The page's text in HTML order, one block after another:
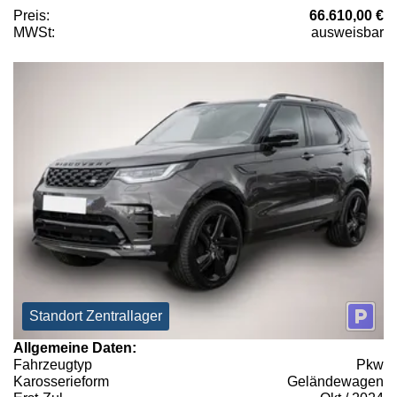
Preis:
66.610,00 €
MWSt:
ausweisbar
Standort Zentrallager
Allgemeine Daten:
Fahrzeugtyp
Pkw
Karosserieform
Geländewagen